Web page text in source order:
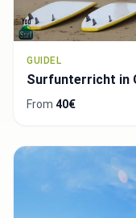
GUIDEL
Surfunterricht in
From 40€